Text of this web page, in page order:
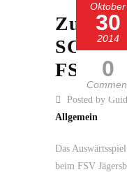
Oktober
30
2014
0
Zurück
SC 13
FSV
Posted by
Allgemein
Das
beim FSV